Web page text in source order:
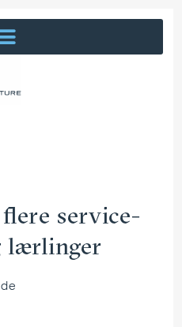
flere service­
lærlinger